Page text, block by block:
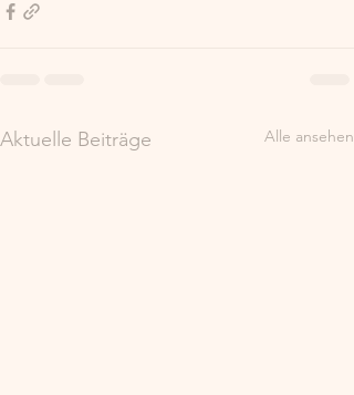
Aktuelle Beiträge Alle ansehen